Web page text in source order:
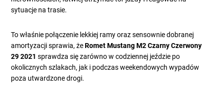
sytuacje na trasie.
To właśnie połączenie lekkiej ramy oraz sensownie dobranej
amortyzacji sprawia, żeRomet Mustang M2 Czarny Czerwony
29 2021 sprawdza się zarówno w codziennej jeździe po
okolicznych szlakach, jak i podczas weekendowych wypadów
poza utwardzone drogi.